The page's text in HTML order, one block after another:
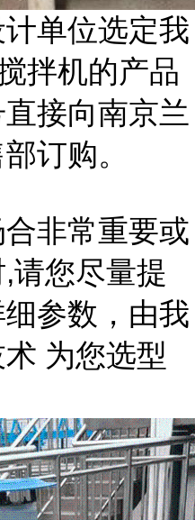
单位选定我
拌机的产品
接向南京兰
订购。
非常重要或
请您尽量提
参数，由我
为您选型